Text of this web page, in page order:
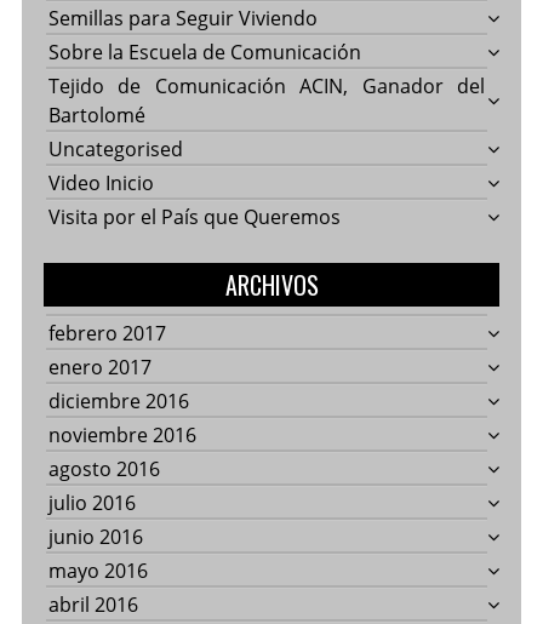
Semillas para Seguir Viviendo
Sobre la Escuela de Comunicación
Tejido de Comunicación ACIN, Ganador del
Bartolomé
Uncategorised
Video Inicio
Visita por el País que Queremos
ARCHIVOS
febrero 2017
enero 2017
diciembre 2016
noviembre 2016
agosto 2016
julio 2016
junio 2016
mayo 2016
abril 2016